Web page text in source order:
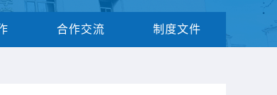
合作交流 制度文件